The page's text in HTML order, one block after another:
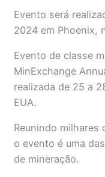
Evento será
2024 em Phoenix,
Evento de classe
MinExchange
realizada de 25 a
EUA.
Reunindo
o evento é uma
de mineração.